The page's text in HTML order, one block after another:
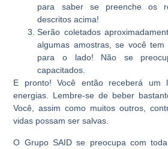
para saber se preenche os
descritos acima!
Serão coletados
algumas amostras, se você
para o lado! Não se
capacitados.
E pronto! Você então receberá um
energias. Lembre-se de beber
Você, assim como muitos outros,
vidas possam ser salvas.
O Grupo SAID se preocupa com